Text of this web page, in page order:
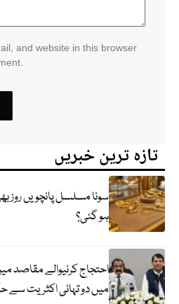
and website in this browser
تازہ ترین خبریں
سونا مسلسل پانچویں روز
ہو گئی؟
احتجاج کرنیوالے مقاصد
میں دو تہائی اکثریت سے